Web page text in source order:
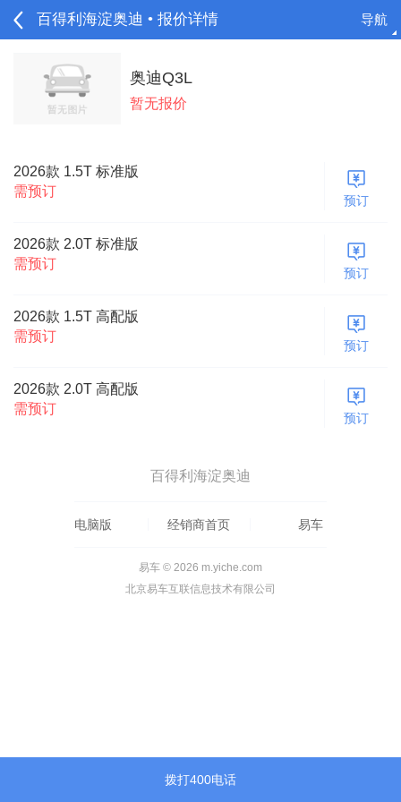
百得利海淀奥迪 • 报价详情 导航
奥迪Q3L
暂无报价
2026款 1.5T 标准版
需预订
预订
2026款 2.0T 标准版
需预订
预订
2026款 1.5T 高配版
需预订
预订
2026款 2.0T 高配版
需预订
预订
拨打400电话
百得利海淀奥迪
电脑版 经销商首页 易车
易车 © 2026 m.yiche.com
北京易车互联信息技术有限公司